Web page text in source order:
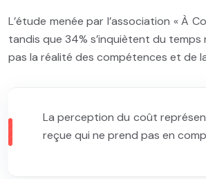
L’étude menée par l’association « À
tandis que 34% s’inquiètent du
pas la réalité des compétences et de
La perception du coût
reçue qui ne prend pas en